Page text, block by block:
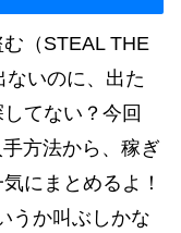
（STEAL THE
いのに、出た
てない？今回
方法から、稼ぎ
にまとめるよ！
うか叫ぶしかな